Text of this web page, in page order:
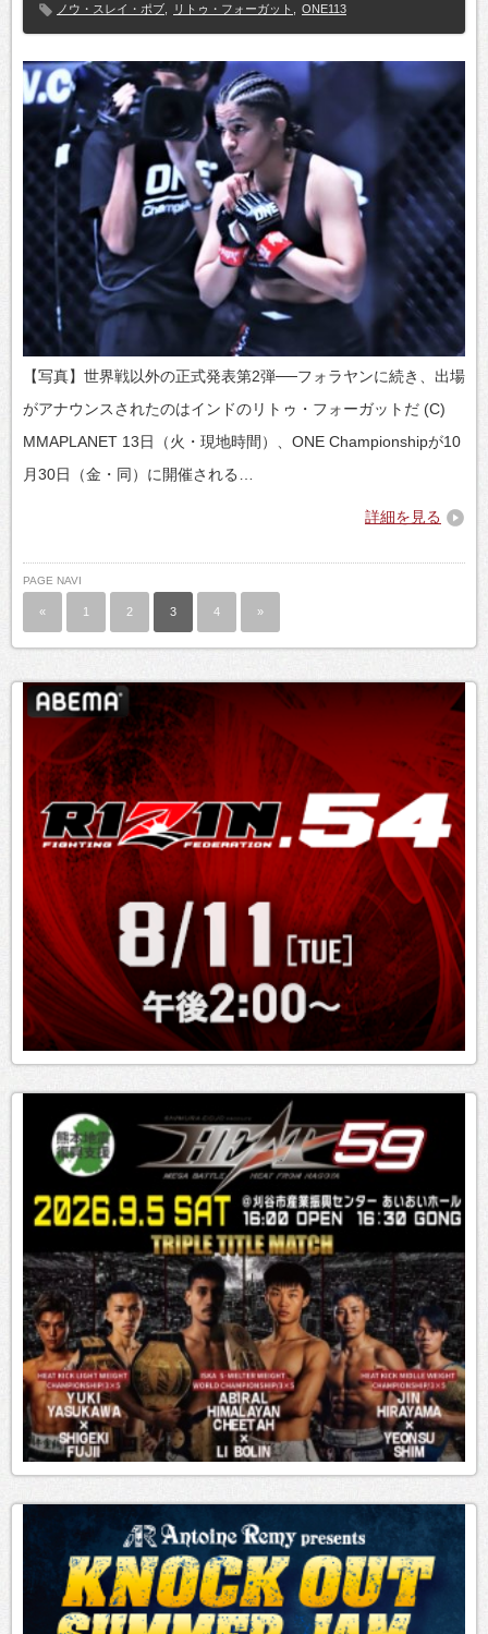
ノウ・スレイ・ポブ
リトゥ・フォーガット ONE113
【写真】世界戦以外の正式発表第2弾──フォラヤンに続き、出場
がアナウンスされたのはインドのリトゥ・フォーガットだ (C)
MMAPLANET 13日（火・現地時間）、ONE Championshipが10
月30日（金・同）に開催される…
詳細を見る
PAGE NAVI
« 1 2 3 4 »